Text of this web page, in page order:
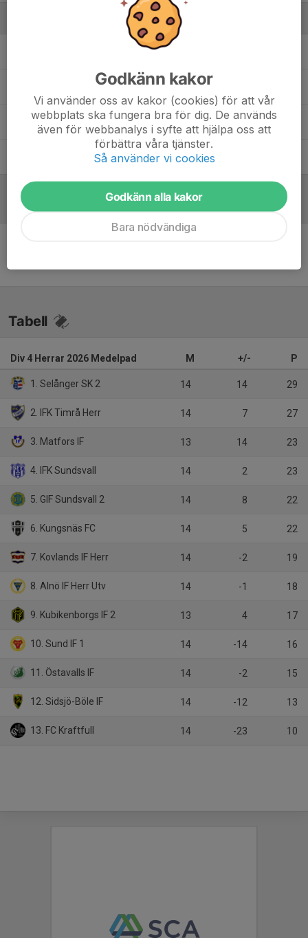
Lagledare/Sportkommité
Marcus OlssonTränare
Markus Mossberg Målvaktstränare
Tom RautakorpiTränare
Referat
Tabell
Div 4 Herrar 2026 Medelpad M +/- P
1. Selånger SK 2 14 14 29
2. IFK Timrå Herr 14 7 27
3. Matfors IF 13 14 23
4. IFK Sundsvall 14 2 23
5. GIF Sundsvall 2 14 8 22
6. Kungsnäs FC 14 5 22
7. Kovlands IF Herr 14 -2 19
8. Alnö IF Herr Utv 14 -1 18
9. Kubikenborgs IF 2 13 4 17
10. Sund IF 1 14 -14 16
11. Östavalls IF 14 -2 15
12. Sidsjö-Böle IF 14 -12 13
13. FC Kraftfull 14 -23 10
Godkänn kakor
Vi använder oss av kakor (cookies) för att vår
webbplats ska fungera bra för dig. De används
även för webbanalys i syfte att hjälpa oss att
förbättra våra tjänster.
Så använder vi cookies
Godkänn alla kakor
Bara nödvändiga